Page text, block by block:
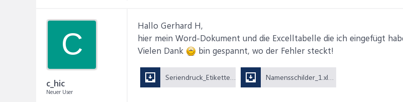
C
c_hic
Neuer User
Hallo Gerhard H,
hier mein Word-Dokument und die Excelltabelle die ich eingefügt
Vielen Dank
bin gespannt, wo der Fehler steckt!
Seriendruck_Etiketten.docx (13,1 KB) Namensschilder_1.xlsx (9,5 KB)